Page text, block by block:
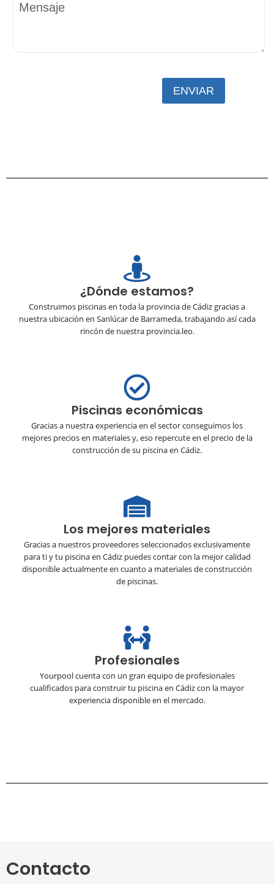
¿Dónde estamos?
Construimos piscinas en toda la provincia de Cádiz gracias a
nuestra ubicación en Sanlúcar de Barrameda, trabajando así cada
rincón de nuestra provincia.leo.
Piscinas económicas
Gracias a nuestra experiencia en el sector conseguimos los
mejores precios en materiales y, eso repercute en el precio de la
construcción de su piscina en Cádiz.
Los mejores materiales
Gracias a nuestros proveedores seleccionados exclusivamente
para ti y tu piscina en Cádiz puedes contar con la mejor calidad
disponible actualmente en cuanto a materiales de construcción
de piscinas.
Profesionales
Yourpool cuenta con un gran equipo de profesionales
cualificados para construir tu piscina en Cádiz con la mayor
experiencia disponible en el mercado.
Contacto